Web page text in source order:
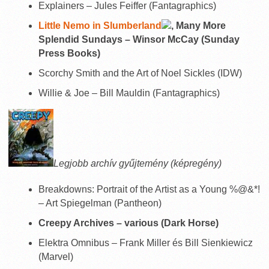
Explainers – Jules Feiffer (Fantagraphics)
Little Nemo in Slumberland
, Many More
Splendid Sundays – Winsor McCay (Sunday
Press Books)
Scorchy Smith and the Art of Noel Sickles (IDW)
Willie & Joe – Bill Mauldin (Fantagraphics)
Legjobb archív gyűjtemény (képregény)
Breakdowns: Portrait of the Artist as a Young %@&*!
– Art Spiegelman (Pantheon)
Creepy Archives – various (Dark Horse)
Elektra Omnibus – Frank Miller és Bill Sienkiewicz
(Marvel)